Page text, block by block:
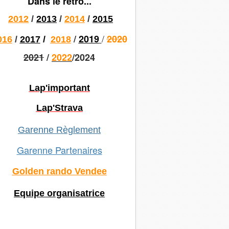
2012 / 2013 / 2014 / 2015
/ 2017/ 2018 / 2019 /2020
2021/2022/2024
Lap'important
Lap'Strava
Garenne Règlement
Garenne Partenaires
Golden rando Vendee
Equipe organisatrice